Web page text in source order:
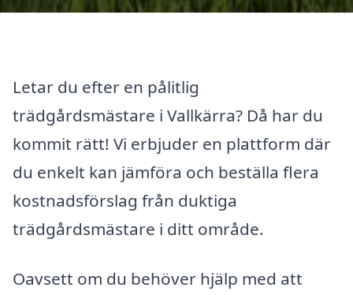
Letar du efter en pålitlig
trädgårdsmästare i Vallkärra? Då har du
kommit rätt! Vi erbjuder en plattform där
du enkelt kan jämföra och beställa flera
kostnadsförslag från duktiga
trädgårdsmästare i ditt område.
Oavsett om du behöver hjälp med att